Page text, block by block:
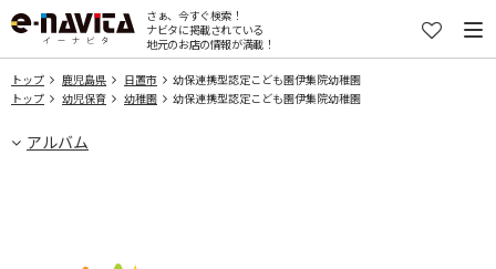
さぁ、今すぐ検索！
ナビタに掲載されている
地元のお店の情報が満載！
トップ 鹿児島県 日置市
幼保連携型認定こども園伊集院幼稚園
トップ
幼児保育 幼稚園 幼保連携型認定こども園伊集院幼稚園
アルバム